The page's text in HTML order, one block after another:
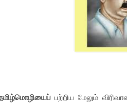
பற்றிய மேலும்